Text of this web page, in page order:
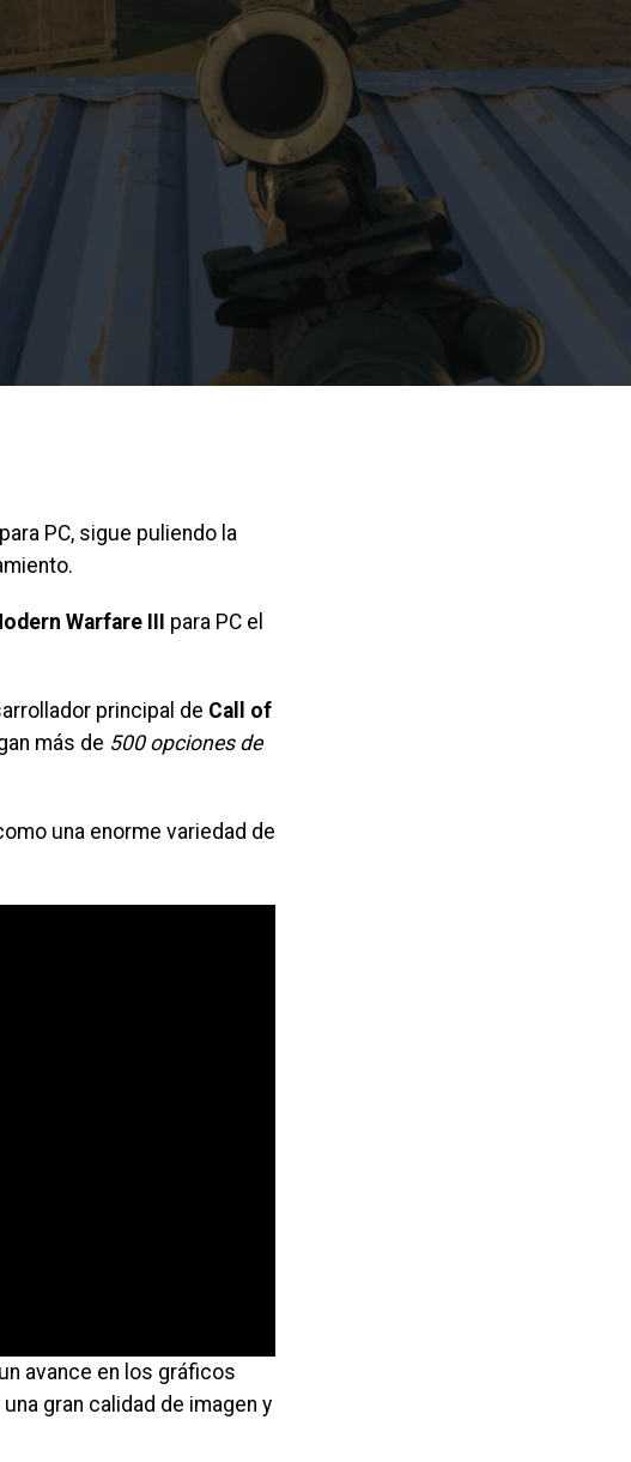
para PC, sigue puliendo la
Warfare III
para PC el
principal de Call of
más de 500 opciones de
una enorme variedad de
avance en los gráficos
gran calidad de imagen y